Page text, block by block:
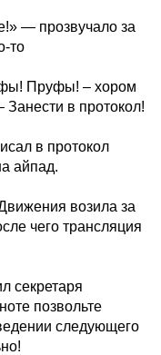
— прозвучало за
то
Пруфы! – хором
в протокол!
в протокол
айпад.
возила за
чего трансляция
секретаря
позвольте
следующего